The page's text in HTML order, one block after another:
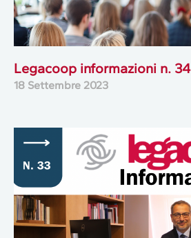
Legacoop informazioni n. 34
18 Settembre 2023